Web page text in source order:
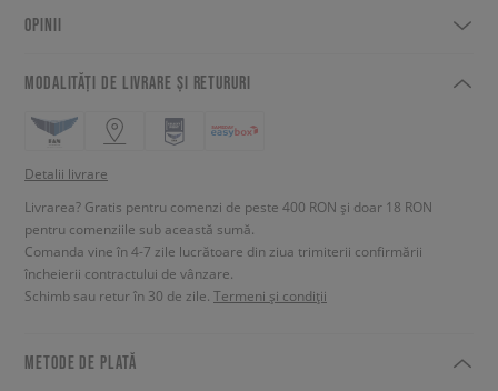
OPINII
MODALITĂȚI DE LIVRARE ȘI RETURURI
Detalii livrare
Livrarea? Gratis pentru comenzi de peste 400 RON și doar 18 RON
pentru comenziile sub această sumă.
Comanda vine în 4-7 zile lucrătoare din ziua trimiterii confirmării
încheierii contractului de vânzare.
Schimb sau retur în 30 de zile. Termeni și condiții
METODE DE PLATĂ